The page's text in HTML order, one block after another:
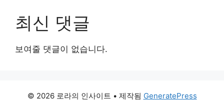
최신 댓글
보여줄 댓글이 없습니다.
© 2026 로라의 인사이트 • 제작됨 GeneratePress